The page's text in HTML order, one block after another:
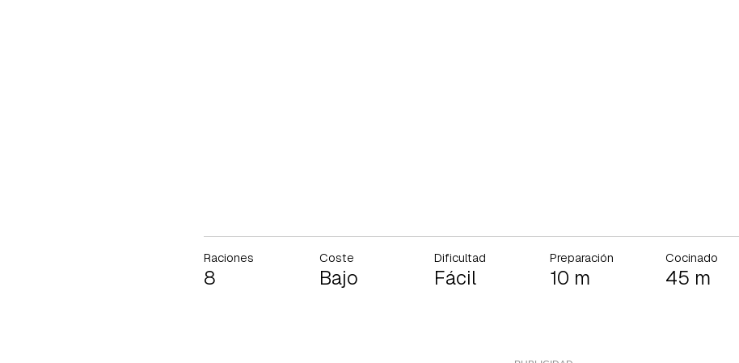
Raciones
8
Coste
Bajo
Dificultad
Fácil
Preparación
10 m
Cocinado
45 m